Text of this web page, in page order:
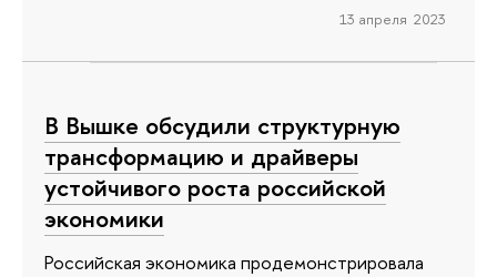
13 апреля 2023
В Вышке обсудили структурную
трансформацию и драйверы
устойчивого роста российской
экономики
Российская экономика продемонстрировала